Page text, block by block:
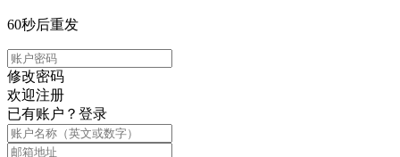
60秒后重发
修改密码
欢迎注册
已有账户？ 登录